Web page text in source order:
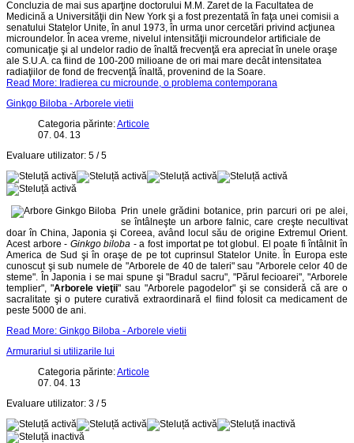
Concluzia de mai sus aparţine doctorului M.M. Zaret de la Facultatea de
Medicină a Universităţii din New York şi a fost prezentată în faţa unei comisii a
senatului Statelor Unite, în anul 1973, în urma unor cercetări privind acţiunea
microundelor. În acea vreme, nivelul intensităţii microundelor artificiale de
comunicaţie şi al undelor radio de înaltă frecvenţă era apreciat în unele oraşe
ale S.U.A. ca fiind de 100-200 milioane de ori mai mare decât intensitatea
radiaţiilor de fond de frecvenţă înaltă, provenind de la Soare.
Read More: Iradierea cu microunde, o problema contemporana
Ginkgo Biloba - Arborele vietii
Categoria părinte:Articole
07. 04. 13
Evaluare utilizator: 5 /5
Prin unele grădini botanice, prin parcuri ori pe alei,
se întâlneşte un arbore falnic, care creşte necultivat
doar în China, Japonia şi Coreea, având locul său de origine Extremul Orient.
Acest arbore - Ginkgo biloba - a fost importat pe tot globul. El poate fi întâlnit în
America de Sud şi în oraşe de pe tot cuprinsul Statelor Unite. În Europa este
cunoscut şi sub numele de "Arborele de 40 de taleri" sau "Arborele celor 40 de
steme". În Japonia i se mai spune şi "Bradul sacru", "Părul fecioarei", "Arborele
templier", "Arborele vieţii" sau "Arborele pagodelor" şi se consideră că are o
sacralitate şi o putere curativă extraordinară el fiind folosit ca medicament de
peste 5000 de ani.
Read More: Ginkgo Biloba - Arborele vietii
Armurariul si utilizarile lui
Categoria părinte:Articole
07. 04. 13
Evaluare utilizator: 3 /5